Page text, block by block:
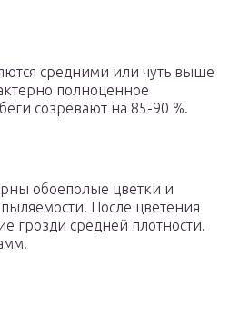
средними или чуть выше
полноценное
созревают на 85-90 %.
обоеполые цветки и
После цветения
грозди средней плотности.